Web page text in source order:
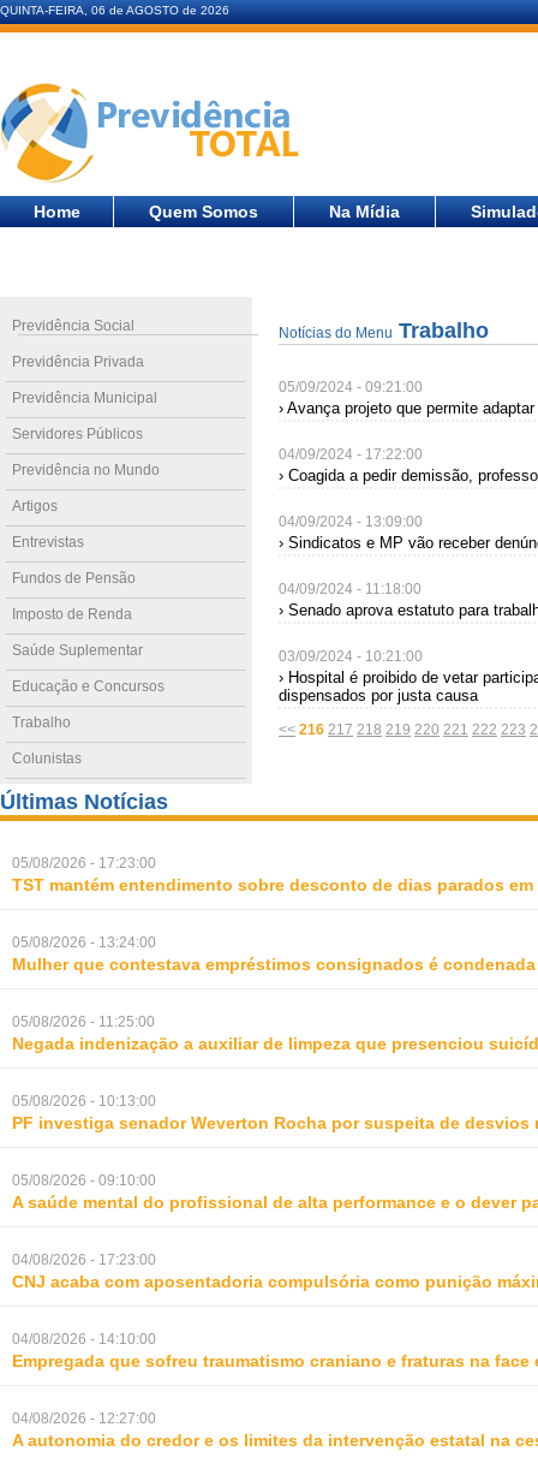
QUINTA-FEIRA, 06 de AGOSTO de 2026
Home Quem Somos Na Mídia
Previdência Social
Previdência Privada
Previdência Municipal
Servidores Públicos
Previdência no Mundo
Artigos
Entrevistas
Fundos de Pensão
Imposto de Renda
Saúde Suplementar
Educação e Concursos
Trabalho
Colunistas
Notícias do Menu Trabalho
05/09/2024 - 09:21:00
› Avança projeto que permite
04/09/2024 - 17:22:00
› Coagida a pedir demissão,
04/09/2024 - 13:09:00
› Sindicatos e MP vão receber
04/09/2024 - 11:18:00
› Senado aprova estatuto para
03/09/2024 - 10:21:00
› Hospital é proibido de vetar
dispensados por justa causa
<< 216 217 218 219 220 221 222 223
Últimas Notícias
05/08/2026 - 17:23:00
TST mantém entendimento sobre desconto de dias parados
05/08/2026 - 13:24:00
Mulher que contestava empréstimos consignados é
05/08/2026 - 11:25:00
Negada indenização a auxiliar de limpeza que presenciou
05/08/2026 - 10:13:00
PF investiga senador Weverton Rocha por suspeita de desvios
05/08/2026 - 09:10:00
A saúde mental do profissional de alta performance e o dever
04/08/2026 - 17:23:00
CNJ acaba com aposentadoria compulsória como punição
04/08/2026 - 14:10:00
Empregada que sofreu traumatismo craniano e fraturas na
04/08/2026 - 12:27:00
A autonomia do credor e os limites da intervenção estatal na